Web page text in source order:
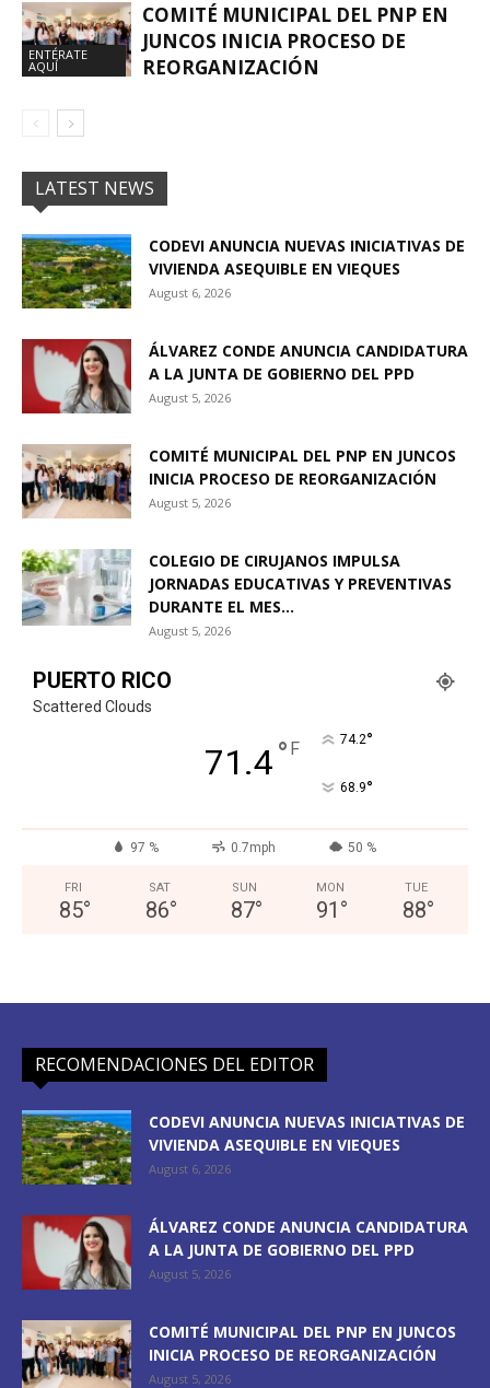
ENTÉRATE
AQUÍ
COMITÉ MUNICIPAL DEL PNP EN
JUNCOS INICIA PROCESO DE
REORGANIZACIÓN
LATEST NEWS
CODEVI ANUNCIA NUEVAS INICIATIVAS DE
VIVIENDA ASEQUIBLE EN VIEQUES
August 6, 2026
ÁLVAREZ CONDE ANUNCIA CANDIDATURA
A LA JUNTA DE GOBIERNO DEL PPD
August 5, 2026
COMITÉ MUNICIPAL DEL PNP EN JUNCOS
INICIA PROCESO DE REORGANIZACIÓN
August 5, 2026
COLEGIO DE CIRUJANOS IMPULSA
JORNADAS EDUCATIVAS Y PREVENTIVAS
DURANTE EL MES...
August 5, 2026
PUERTO RICO
Scattered Clouds
71.4° F 74.2°
68.9°
97 % 0.7mph 50 %
FRI
85°
SAT
86°
SUN
87°
MON
91 °
TUE
88°
RECOMENDACIONES DEL EDITOR
CODEVI ANUNCIA NUEVAS INICIATIVAS DE
VIVIENDA ASEQUIBLE EN VIEQUES
August 6, 2026
ÁLVAREZ CONDE ANUNCIA CANDIDATURA
A LA JUNTA DE GOBIERNO DEL PPD
August 5, 2026
COMITÉ MUNICIPAL DEL PNP EN JUNCOS
INICIA PROCESO DE REORGANIZACIÓN
August 5, 2026